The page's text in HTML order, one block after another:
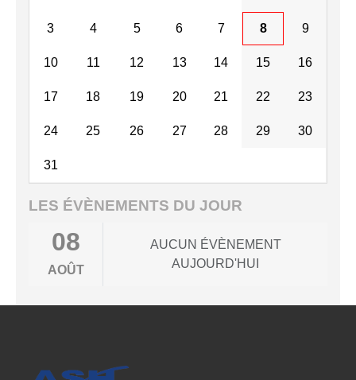
3 4 5 6 7 8 9
10 11 12 13 14 15 16
17 18 19 20 21 22 23
24 25 26 27 28 29 30
31
LES ÉVÈNEMENTS DU JOUR
08
AOÛT
AUCUN ÉVÈNEMENT
AUJOURD'HUI